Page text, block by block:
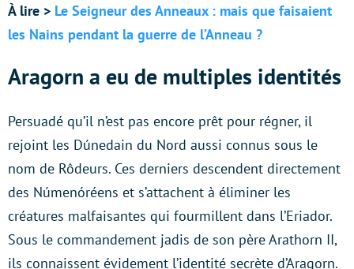
À lire > Le Seigneur des Anneaux : mais que faisaient
les Nains pendant la guerre de l’Anneau ?
Aragorn a eu de multiples identités
Persuadé qu’il n’est pas encore prêt pour régner, il
rejoint les Dúnedain du Nord aussi connus sous le
nom de Rôdeurs. Ces derniers descendent directement
des Númenóréens et s’attachent à éliminer les
créatures malfaisantes qui fourmillent dans l’Eriador.
Sous le commandement jadis de son père Arathorn II,
ils connaissent évidement l’identité secrète d’Aragorn.